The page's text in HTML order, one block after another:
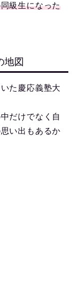
級生になった
地図
た慶応義塾大
だけでなく自
い出もあるか